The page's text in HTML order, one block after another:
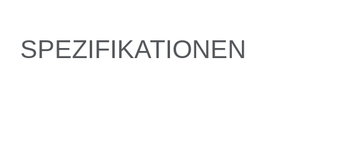
SPEZIFIKATIONEN